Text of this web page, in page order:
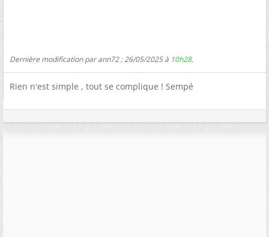
Dernière modification par ann72 ; 26/05/2025 à 10h28.
Rien n'est simple , tout se complique ! Sempé